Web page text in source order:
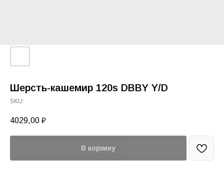
Шерсть-кашемир 120s DBBY Y/D
SKU:
4029,00 ₽
В корзину